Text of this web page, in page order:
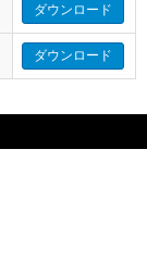
ダウンロード
ダウンロード